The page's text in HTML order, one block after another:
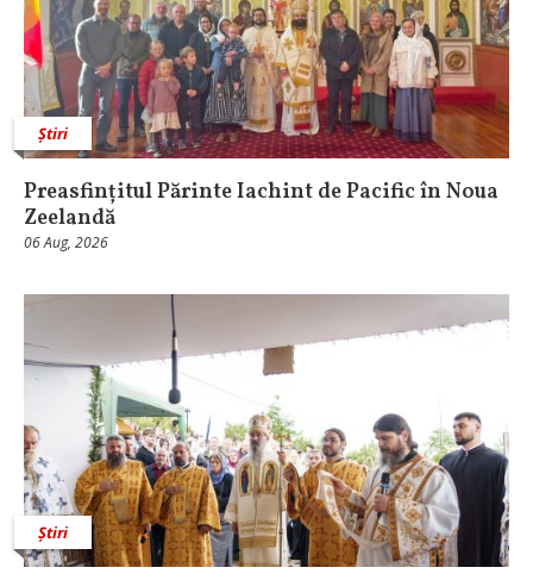
Știri
Preasfințitul Părinte Iachint de Pacific în Noua
Zeelandă
06 Aug, 2026
Știri